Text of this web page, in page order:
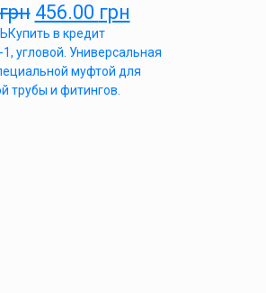
456.00 грн
Купить в кредит
угловой. Универсальная
муфтой для
трубы и фитингов.